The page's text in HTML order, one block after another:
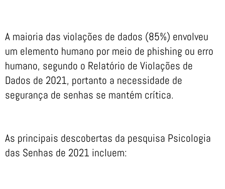
A maioria das violações de dados (85%) envolveu
um elemento humano por meio de phishing ou erro
humano, segundo o Relatório de Violações de
Dados de 2021, portanto a necessidade de
segurança de senhas se mantém crítica.
As principais descobertas da pesquisa Psicologia
das Senhas de 2021 incluem: